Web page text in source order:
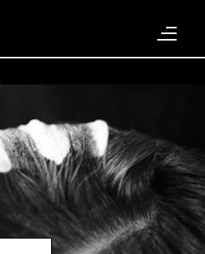
Play video La coiffure tendance de